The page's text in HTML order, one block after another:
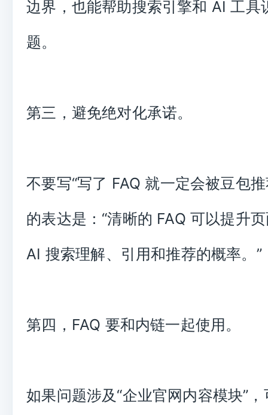
边界，也能帮助搜索引擎和 AI 工具
题。
第三，避免绝对化承诺。
不要写“写了 FAQ 就一定会被豆包
的表达是：“清晰的 FAQ 可以提升
AI 搜索理解、引用和推荐的概率。”
第四，FAQ 要和内链一起使用。
如果问题涉及“企业官网内容模块”